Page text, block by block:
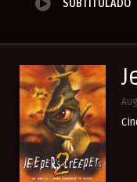
SUBTITULADO